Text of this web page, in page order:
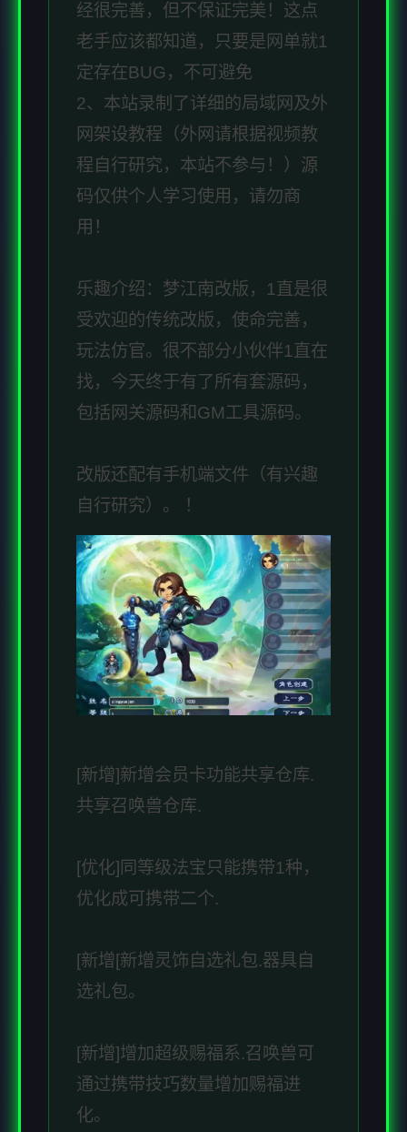
经很完善，但不保证完美！这点
老手应该都知道，只要是网单就1
定存在BUG，不可避免
2、本站录制了详细的局域网及外
网架设教程（外网请根据视频教
程自行研究，本站不参与！）源
码仅供个人学习使用，请勿商
用！
乐趣介绍：梦江南改版，1直是很
受欢迎的传统改版，使命完善，
玩法仿官。很不部分小伙伴1直在
找，今天终于有了所有套源码，
包括网关源码和GM工具源码。
改版还配有手机端文件（有兴趣
自行研究）。 ！
[新增]新增会员卡功能共享仓库.
共享召唤兽仓库.
[优化]同等级法宝只能携带1种，
优化成可携带二个.
[新增[新增灵饰自选礼包.器具自
选礼包。
[新增]增加超级赐福系.召唤兽可
通过携带技巧数量增加赐福进
化。